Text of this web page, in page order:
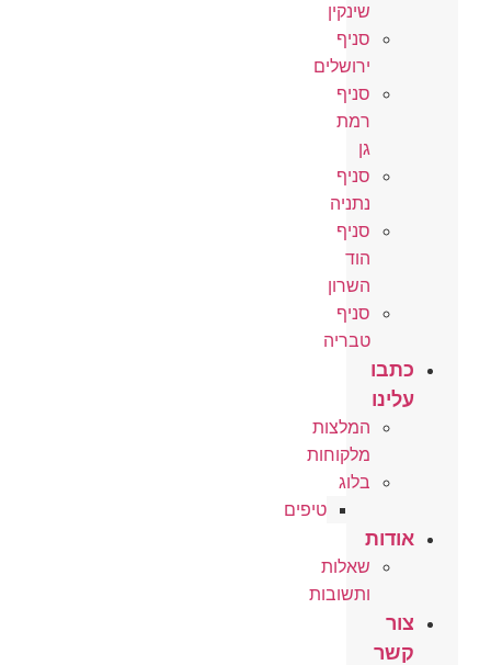
שינקין
סניף
ירושלים
סניף
רמת
גן
סניף
נתניה
סניף
הוד
השרון
סניף
טבריה
כתבו
עלינו
המלצות
מלקוחות
בלוג
טיפים
אודות
שאלות
ותשובות
צור
קשר